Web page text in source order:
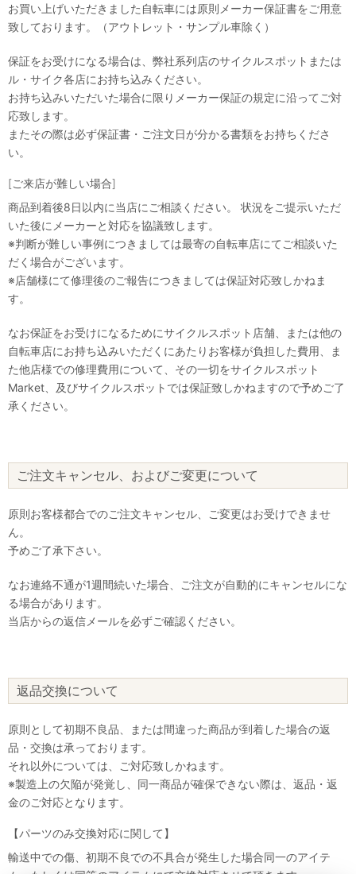
お買い上げいただきました自転車には原則メーカー保証書をご用意
致しております。（アウトレット・サンプル車除く）
保証をお受けになる場合は、弊社系列店のサイクルスポットまたは
ル・サイク各店にお持ち込みください。
お持ち込みいただいた場合に限りメーカー保証の規定に沿ってご対
応致します。
またその際は必ず保証書・ご注文日が分かる書類をお持ちくださ
い。
[ご来店が難しい場合]
商品到着後8日以内に当店にご相談ください。 状況をご提示いただ
いた後にメーカーと対応を協議致します。
※判断が難しい事例につきましては最寄の自転車店にてご相談いた
だく場合がございます。
※店舗様にて修理後のご報告につきましては保証対応致しかねま
す。
なお保証をお受けになるためにサイクルスポット店舗、または他の
自転車店にお持ち込みいただくにあたりお客様が負担した費用、ま
た他店様での修理費用について、その一切をサイクルスポット
Market、及びサイクルスポットでは保証致しかねますので予めご了
承ください。
ご注文キャンセル、およびご変更について
原則お客様都合でのご注文キャンセル、ご変更はお受けできませ
ん。
予めご了承下さい。
なお連絡不通が1週間続いた場合、ご注文が自動的にキャンセルにな
る場合があります。
当店からの返信メールを必ずご確認ください。
返品交換について
原則として初期不良品、または間違った商品が到着した場合の返
品・交換は承っております。
それ以外については、ご対応致しかねます。
※製造上の欠陥が発覚し、同一商品が確保できない際は、返品・返
金のご対応となります。
【パーツのみ交換対応に関して】
輸送中での傷、初期不良での不具合が発生した場合同一のアイテ